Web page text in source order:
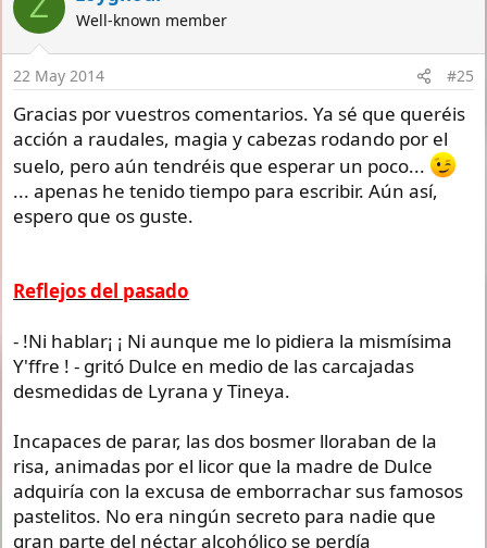
i
n
s
:
Well-known member
22 May 2014 #25
Gracias por vuestros comentarios. Ya sé que queréis
acción a raudales, magia y cabezas rodando por el
suelo, pero aún tendréis que esperar un poco...
... apenas he tenido tiempo para escribir. Aún así,
espero que os guste.
Reflejos del pasado
- !Ni hablar¡ ¡ Ni aunque me lo pidiera la mismísima
Y'ffre ! - gritó Dulce en medio de las carcajadas
desmedidas de Lyrana y Tineya.
Incapaces de parar, las dos bosmer lloraban de la
risa, animadas por el licor que la madre de Dulce
adquiría con la excusa de emborrachar sus famosos
pastelitos. No era ningún secreto para nadie que
gran parte del néctar alcohólico se perdía